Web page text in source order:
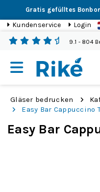
Gratis gefülltes
Kundenservice Login
9.1 - 804
Gläser bedrucken
Easy Bar Cappuccino
Easy Bar